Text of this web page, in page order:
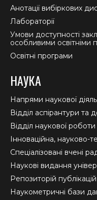
Анотації вибіркових
Лабораторії
Умови доступності
особливими освітніми
Освітні програми
НАУКА
Напрями наукової
Відділ аспірантури та
Відділ наукової роботи
Інноваційна, науково-
Спеціалізовані вчені
Наукові видання
Репозиторій публікацій
Наукометричні бази